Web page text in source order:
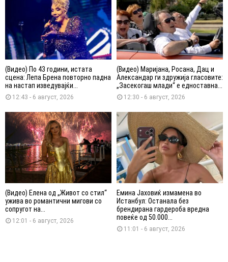
(Видео) По 43 години, истата
сцена: Лепа Брена повторно падна
на настап изведувајќи...
12:43 - 6 август, 2026
(Видео) Маријана, Росана, Дац и
Александар ги здружија гласовите:
„Засекогаш млади“ е едноставна...
12:30 - 6 август, 2026
(Видео) Елена од „Живот со стил“
ужива во романтични мигови со
сопругот на...
12:01 - 6 август, 2026
Емина Јаховиќ измамена во
Истанбул: Останала без
брендирана гардероба вредна
повеќе од 50.000...
11:01 - 6 август, 2026